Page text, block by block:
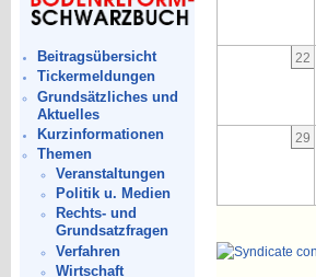
Beitragsübersicht
Tickermeldungen
Grundsätzliches und
Aktuelles
Kurzinformationen
Themen
Veranstaltungen
Politik u. Medien
Rechts- und
Grundsatzfragen
Verfahren
Wirtschaft
22
29